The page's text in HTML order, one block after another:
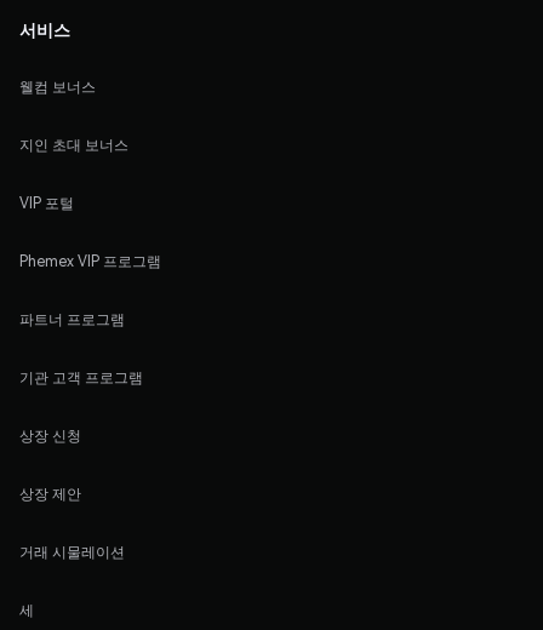
서비스
웰컴 보너스
지인 초대 보너스
VIP 포털
Phemex VIP 프로그램
파트너 프로그램
기관 고객 프로그램
상장 신청
상장 제안
거래 시물레이션
세